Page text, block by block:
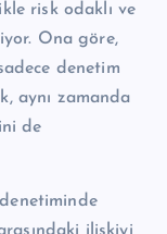
risk odaklı ve
Ona göre,
denetim
aynı zamanda
de